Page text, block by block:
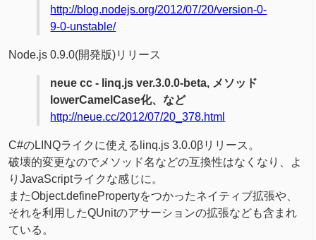
http://blog.nodejs.org/2012/07/20/version-0-
9-0-unstable/
Node.js 0.9.0(開発版)リリース
neue cc - linq.js ver.3.0.0-beta, メソッド
lowerCamelCase化、など
http://neue.cc/2012/07/20_378.html
C#のLINQライクに使えるlinq.js 3.0.0βリリース。
破壊的変更なのでメソッド名などの互換性はなくなり、よ
りJavaScriptライクな感じに。
またObject.definePropertyをつかったネイティブ拡張や、
それを利用したQUnitのアサーションの拡張なども含まれ
ている。